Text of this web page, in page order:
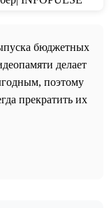
бюджетных
делает
поэтому
прекратить их